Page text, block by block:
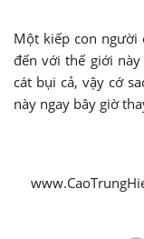
Một kiếp con người
đến với thế giới
cát bụi cả, vậy cớ
này ngay bây giờ